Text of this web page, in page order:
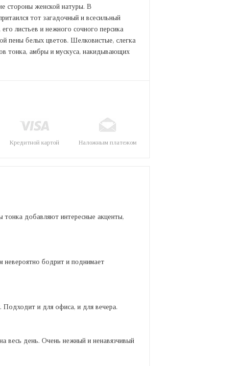
стороны женской натуры. В
тот загадочный и всесильный
листьев и нежного сочного персика
пены белых цветов. Шелковистые, слегка
тонка, амбры и мускуса, накидывающих
Кредитной картой Наложным платежом
добавляют интересные акценты,
невероятно бодрит и поднимает
Подходит и для офиса, и для вечера.
весь день. Очень нежный и ненавязчивый